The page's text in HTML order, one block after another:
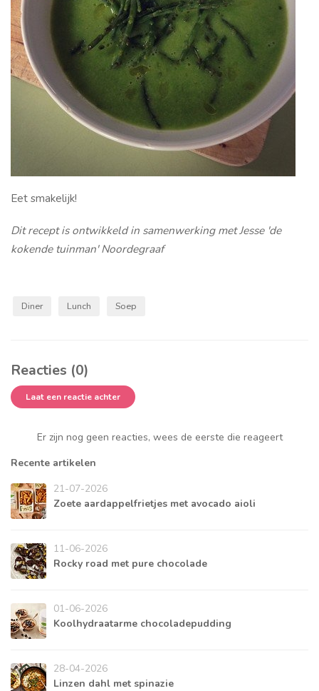
Eet smakelijk!
Dit recept is ontwikkeld in samenwerking met Jesse 'de
kokende tuinman' Noordegraaf
Diner Lunch Soep
Reacties (0)
Laat een reactie achter
Er zijn nog geen reacties, wees de eerste die reageert
Recente artikelen
21-07-2026
Zoete aardappelfrietjes met avocado aioli
11-06-2026
Rocky road met pure chocolade
01-06-2026
Koolhydraatarme chocoladepudding
28-04-2026
Linzen dahl met spinazie